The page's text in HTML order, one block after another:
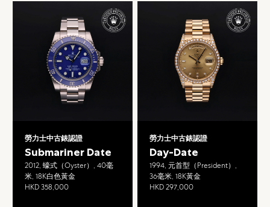
勞力士中古錶認證
Submariner Date
2012, 蠔式（Oyster）, 40毫
米, 18K白色黃金
HKD 358,000
勞力士中古錶認證
Day-Date
1994, 元首型（President）,
36毫米, 18K黃金
HKD 297,000